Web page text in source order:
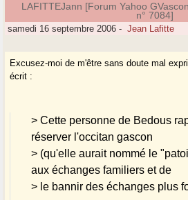
LAFITTEJann [Forum Yahoo
n° 7084]
samedi 16 septembre 2006 - Jean Lafitte
Excusez-moi de m'être sans doute mal
écrit :
> Cette personne de Bedous
réserver l'occitan gascon
> (qu'elle aurait nommé le
aux échanges familiers et de
> le bannir des échanges plus